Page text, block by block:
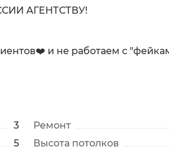
АГЕНТСТВУ!
и не работаем с
3
5
Ремонт
Высота потолков